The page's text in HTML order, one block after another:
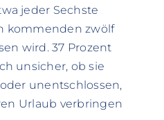
jeder Sechste
kommenden zwölf
wird. 37 Prozent
unsicher, ob sie
unentschlossen,
Urlaub verbringen